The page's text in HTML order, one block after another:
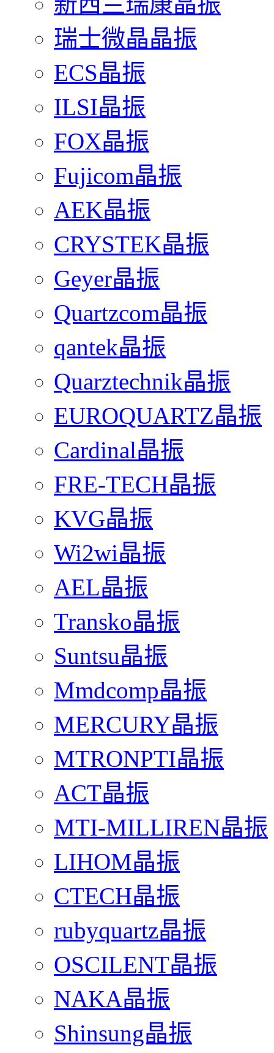
瑞士微晶晶振
ECS晶振
ILSI晶振
FOX晶振
Fujicom晶振
AEK晶振
CRYSTEK晶振
Geyer晶振
Quartzcom晶振
qantek晶振
Quarztechnik晶振
EUROQUARTZ晶振
Cardinal晶振
FRE-TECH晶振
KVG晶振
Wi2wi晶振
AEL晶振
Transko晶振
Suntsu晶振
Mmdcomp晶振
MERCURY晶振
MTRONPTI晶振
ACT晶振
MTI-MILLIREN晶振
LIHOM晶振
CTECH晶振
rubyquartz晶振
OSCILENT晶振
NAKA晶振
Shinsung晶振